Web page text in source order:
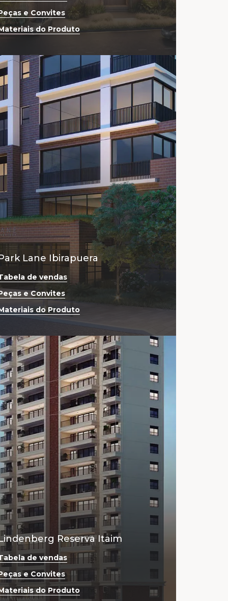
e Convites
do Produto
Lane Ibirapuera
de vendas
e Convites
do Produto
Reserva Itaim
de vendas
e Convites
do Produto